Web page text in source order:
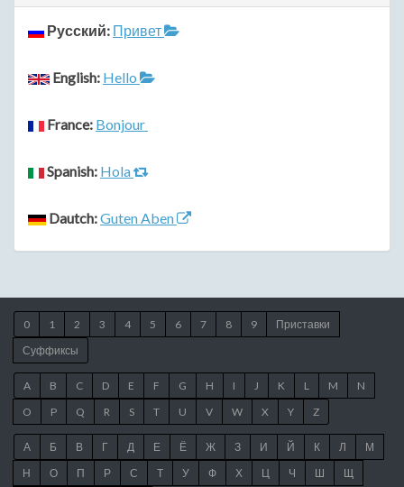
Русский: Привет
English: Hello
France: Bonjour
Spanish: Hola
Dautch:Guten Aben
0 1 2 3 4 5 6 7 8 9
Приставки
Суффиксы
A B C D E F G H I J K L M
N
O
P Q R S T U V W X Y Z
А Б В Г Д Е Ё Ж З И Й К Л
М
Н
О П Р С Т У Ф Х Ц Ч Ш Щ